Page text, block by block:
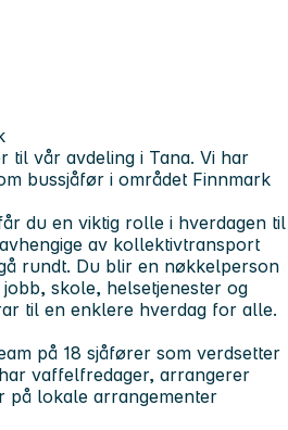
til vår avdeling i Tana. Vi har
bussjåfør i området Finnmark
du en viktig rolle i hverdagen til
av kollektivtransport
rundt. Du blir en nøkkelperson
skole, helsetjenester og
til en enklere hverdag for alle.
på 18 sjåfører som verdsetter
vaffelfredager, arrangerer
på lokale arrangementer